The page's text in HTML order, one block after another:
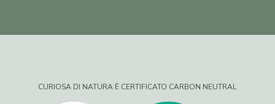
CURIOSA DI NATURA È CERTIFICATO CARBON NEUTRAL